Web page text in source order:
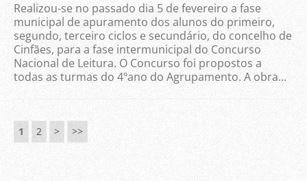
Realizou-se no passado dia 5 de fevereiro a fase
municipal de apuramento dos alunos do primeiro,
segundo, terceiro ciclos e secundário, do concelho de
Cinfães, para a fase intermunicipal do Concurso
Nacional de Leitura. O Concurso foi propostos a
todas as turmas do 4ºano do Agrupamento. A obra...
1 2 > >>